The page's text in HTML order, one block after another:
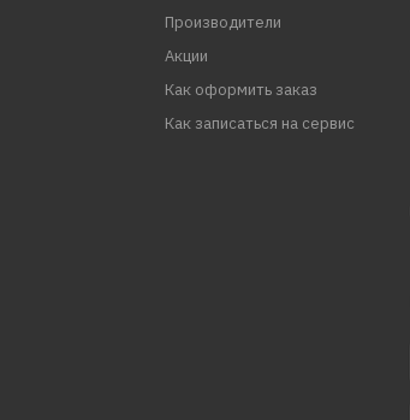
Производители
Акции
Как оформить заказ
Как записаться на сервис